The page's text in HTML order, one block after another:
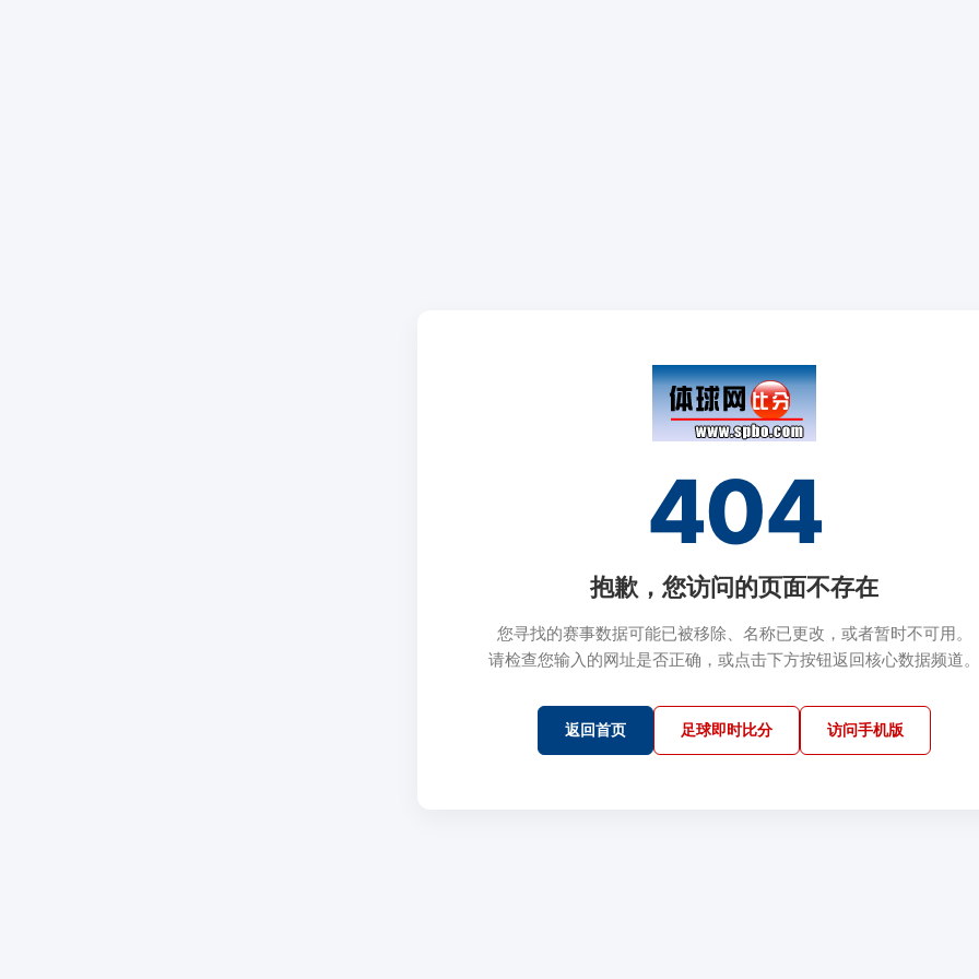
404
抱歉，您访问的页面不存在
您寻找的赛事数据可能已被移除、名称已更改，或者暂时不可用。
请检查您输入的网址是否正确，或点击下方按钮返回核心数据频道。
返回首页 足球即时比分 访问手机版